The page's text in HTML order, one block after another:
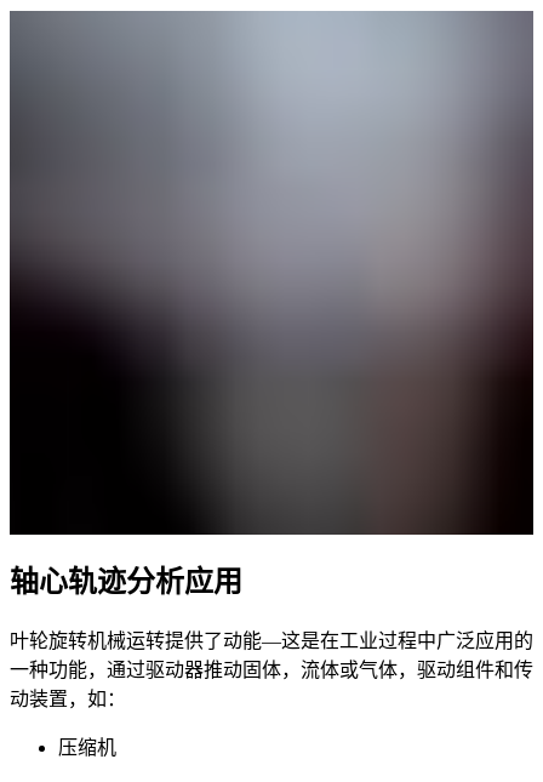
轴心轨迹分析应用
叶轮旋转机械运转提供了动能—这是在工业过程中广泛应用的
一种功能，通过驱动器推动固体，流体或气体，驱动组件和传
动装置，如：
压缩机